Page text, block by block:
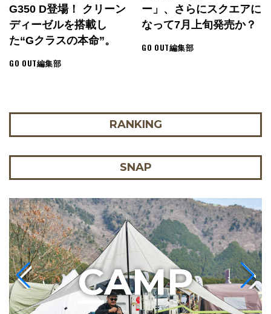
G350 D登場！ クリーン
ディーゼルを搭載し
た“Gクラスの本命”。
GO OUT編集部
ー」、さらにスクエアに
なって7月上旬発売か？
GO OUT編集部
RANKING
SNAP
CAMP